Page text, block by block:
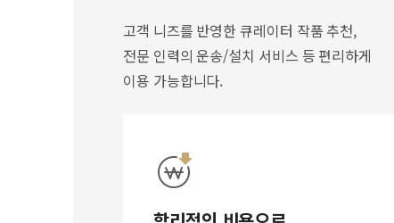
고객 니즈를 반영한 큐레이터 작품 추천,
전문 인력의 운송/설치 서비스 등 편리하게
이용 가능합니다.